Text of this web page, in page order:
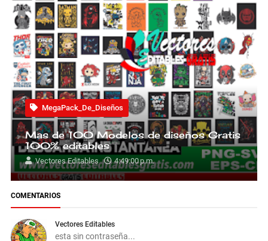
MegaPack_De_Diseños
Mas de 100 Modelos de diseños Gratis
100% editables
Vectores Editables 4:49:00 p.m.
COMENTARIOS
Vectores Editables
esta sin contraseña...